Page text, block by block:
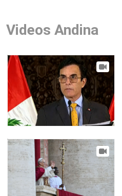
Videos Andina